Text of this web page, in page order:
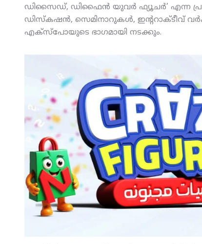
ഡിസൈഡ്, ഡിഫൈന്‍ യുവര്‍ ഫ്യൂചര്‍’ എന്ന
ഡിസ്‌കഷന്‍, സെമിനാറുകള്‍, ഇന്ററാക്ടീവ്
എക്‌സ്‌പോയുടെ ഭാഗമായി നടക്കും.